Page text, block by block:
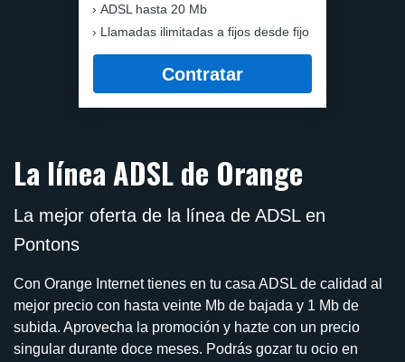
ADSL hasta 20 Mb
Llamadas ilimitadas a fijos desde fijo
Contratar
La línea ADSL de Orange
La mejor oferta de la línea de ADSL en
Pontons
Con Orange Internet tienes en tu casa ADSL de calidad al
mejor precio con hasta veinte Mb de bajada y 1 Mb de
subida. Aprovecha la promoción y hazte con un precio
singular durante doce meses. Podrás gozar tu ocio en